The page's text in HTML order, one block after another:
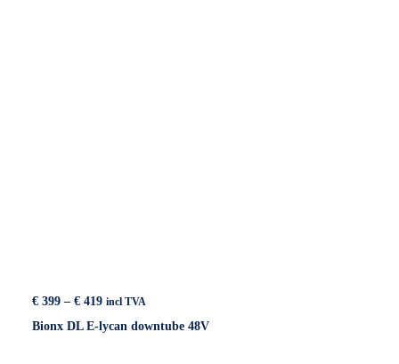
€ 399 – € 419Price
€ 399
incl TVA
Bionx DL E-lycan downtube 48V